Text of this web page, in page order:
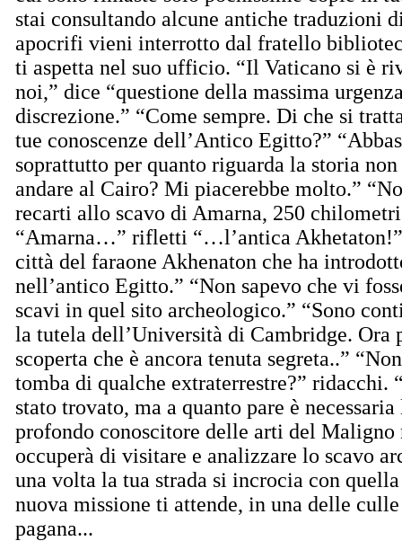
stai consultando alcune antiche traduzioni
apocrifi vieni interrotto dal fratello
ti aspetta nel suo ufficio. “Il Vaticano si è
noi,” dice “questione della massima
discrezione.” “Come sempre. Di che si
tue conoscenze dell’Antico Egitto?”
soprattutto per quanto riguarda la storia
andare al Cairo? Mi piacerebbe molto.”
recarti allo scavo di Amarna, 250
“Amarna…” rifletti “…l’antica Akhetaton!”
città del faraone Akhenaton che ha
nell’antico Egitto.” “Non sapevo che vi
scavi in quel sito archeologico.” “Sono
la tutela dell’Università di Cambridge. Ora
scoperta che è ancora tenuta segreta..”
tomba di qualche extraterrestre?” ridacchi.
stato trovato, ma a quanto pare è
profondo conoscitore delle arti del Maligno
occuperà di visitare e analizzare lo scavo
una volta la tua strada si incrocia con
nuova missione ti attende, in una delle
pagana...